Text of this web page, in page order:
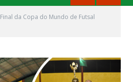
Final da Copa do Mundo de Futsal